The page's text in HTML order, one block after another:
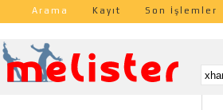
Arama Kayıt Son İşlemler